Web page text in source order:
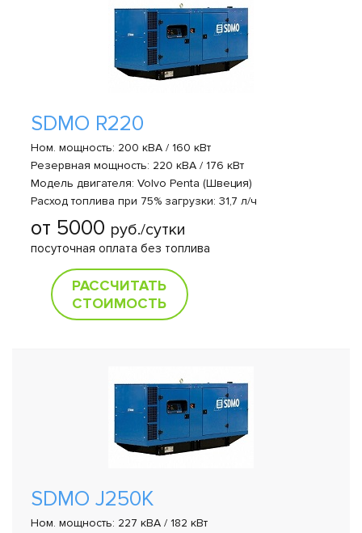
SDMO R220
Ном. мощность: 200 кВА / 160 кВт
Резервная мощность: 220 кВА / 176 кВт
Модель двигателя: Volvo Penta (Швеция)
Расход топлива при 75% загрузки: 31,7 л/ч
от 5000 руб./сутки
посуточная оплата без топлива
РАССЧИТАТЬ
СТОИМОСТЬ
SDMO J250K
Ном. мощность: 227 кВА / 182 кВт